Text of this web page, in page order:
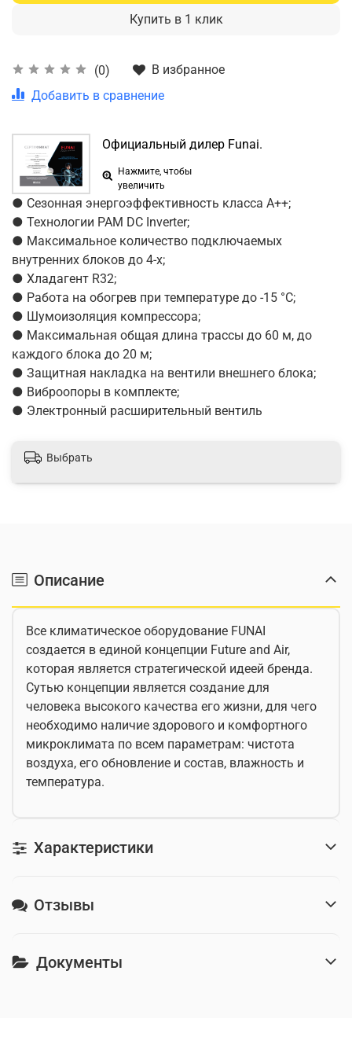
(0)
В избранное
Добавить в сравнение
Купить в 1 клик
Официальный дилер Funai.
Нажмите, чтобы
увеличить
● Сезонная энергоэффективность класса А++;
● Технологии PAM DC Inverter;
● Максимальное количество подключаемых
внутренних блоков до 4-х;
● Хладагент R32;
● Работа на обогрев при температуре до -15 °С;
● Шумоизоляция компрессора;
● Максимальная общая длина трассы до 60 м, до
каждого блока до 20 м;
● Защитная накладка на вентили внешнего блока;
● Виброопоры в комплекте;
● Электронный расширительный вентиль
Выбрать
Описание
Все климатическое оборудование FUNAI
создается в единой концепции Future and Air,
которая является стратегической идеей бренда.
Сутью концепции является создание для
человека высокого качества его жизни, для чего
необходимо наличие здорового и комфортного
микроклимата по всем параметрам: чистота
воздуха, его обновление и состав, влажность и
температура.
Характеристики
Отзывы
Документы